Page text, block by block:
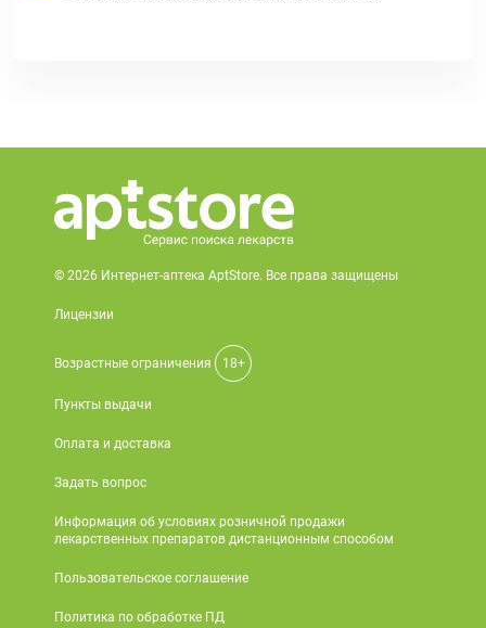
© 2026 Интернет-аптека AptStore. Все права защищены
Лицензии
Возрастные ограничения 18+
Пункты выдачи
Оплата и доставка
Задать вопрос
Информация об условиях розничной продажи
лекарственных препаратов дистанционным способом
Пользовательское соглашение
Политика по обработке ПД